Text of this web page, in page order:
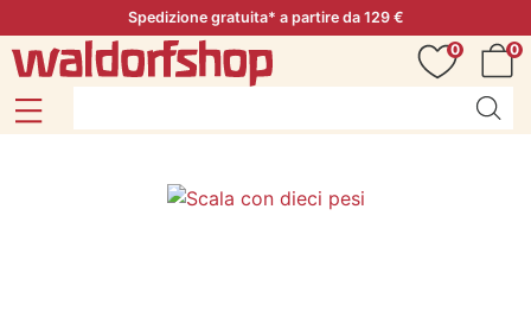
Spedizione gratuita* a partire da 129 €
0
0